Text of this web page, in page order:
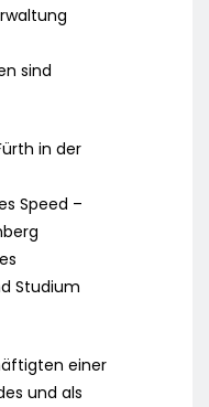
sind
in der
Speed –
Studium
einer
und als